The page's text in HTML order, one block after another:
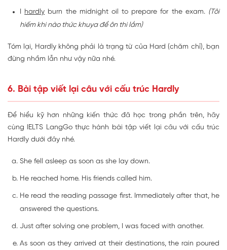
I hardly burn the midnight oil to prepare for the exam. (Tôi
hiếm khi nào thức khuya để ôn thi lắm)
Tóm lại, Hardly không phải là trạng từ của Hard (chăm chỉ), bạn
đừng nhầm lẫn như vậy nữa nhé.
6. Bài tập viết lại câu với cấu trúc Hardly
Để hiểu kỹ hơn những kiến thức đã học trong phần trên, hãy
cùng IELTS LangGo thực hành bài tập viết lại câu với cấu trúc
Hardly dưới đây nhé.
She fell asleep as soon as she lay down.
He reached home. His friends called him.
He read the reading passage first. Immediately after that, he
answered the questions.
Just after solving one problem, I was faced with another.
As soon as they arrived at their destinations, the rain poured